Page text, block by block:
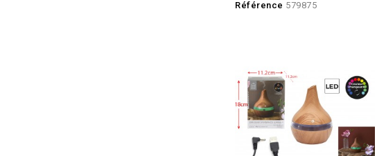
Référence 579875